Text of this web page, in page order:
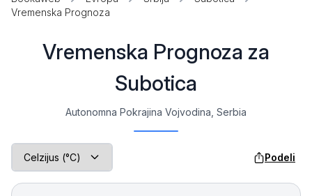
Vremenska Prognoza
Vremenska Prognoza za
Subotica
Autonomna Pokrajina Vojvodina, Serbia
Podeli